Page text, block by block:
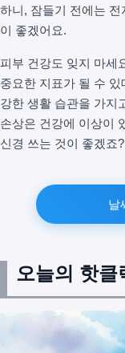
하니, 잠들기 전에는
이 좋겠어요.
피부 건강도 잊지 마세
중요한 지표가 될 수
강한 생활 습관을 가지
손상은 건강에 이상이
신경 쓰는 것이 좋겠죠?
날
오늘의 핫클